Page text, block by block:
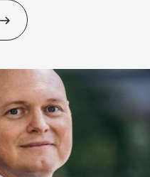
– uden fil­ter: Mine